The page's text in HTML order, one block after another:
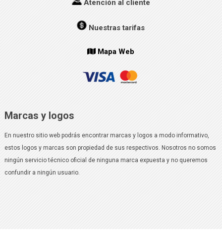
Atención al cliente
Nuestras tarifas
Mapa Web
Marcas y logos
En nuestro sitio web podrás encontrar marcas y logos a modo informativo,
estos logos y marcas son propiedad de sus respectivos. Nosotros no somos
ningún servicio técnico oficial de ninguna marca expuesta y no queremos
confundir a ningún usuario.